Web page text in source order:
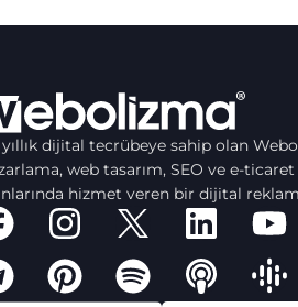
dijital tecrübeye sahip olan
web tasarım, SEO ve e-ticaret
hizmet veren bir dijital reklam